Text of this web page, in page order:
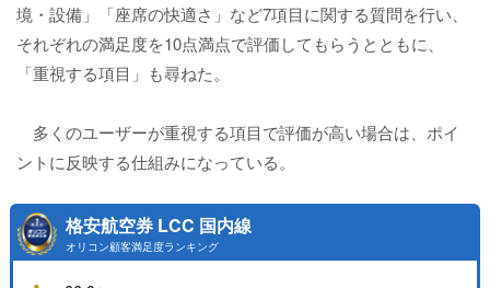
境・設備」「座席の快適さ」など7項目に関する質問を行い、
それぞれの満足度を10点満点で評価してもらうとともに、
「重視する項目」も尋ねた。
多くのユーザーが重視する項目で評価が高い場合は、ポイ
ントに反映する仕組みになっている。
格安航空券 LCC 国内線
オリコン顧客満足度ランキング